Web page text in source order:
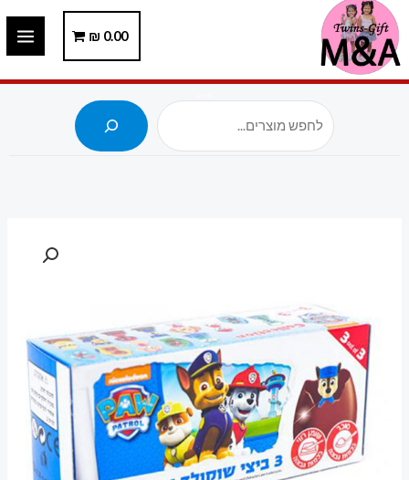
דילוג
לתוכן
0.00
₪